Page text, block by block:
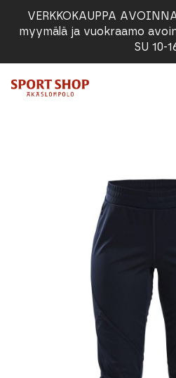
VERKKOKAUPPA
myymälä ja vuokraamo
SU 10-